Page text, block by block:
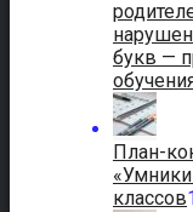
букв —
План-
классов